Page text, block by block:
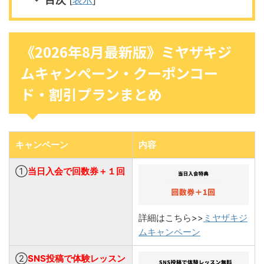
《2026年8月最新版》ミヤザキジ
ムキャンペーン・クーポンコー
ド・割引プランまとめ
キャンペーン 内容
➀当日入会で回数券＋１回
詳細はこちら>> ミヤザキジ
ムキャンペーン
➁SNS投稿で体験レッスン